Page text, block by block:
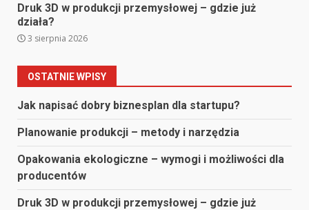
Druk 3D w produkcji przemysłowej – gdzie już
działa?
3 sierpnia 2026
OSTATNIE WPISY
Jak napisać dobry biznesplan dla startupu?
Planowanie produkcji – metody i narzędzia
Opakowania ekologiczne – wymogi i możliwości dla
producentów
Druk 3D w produkcji przemysłowej – gdzie już